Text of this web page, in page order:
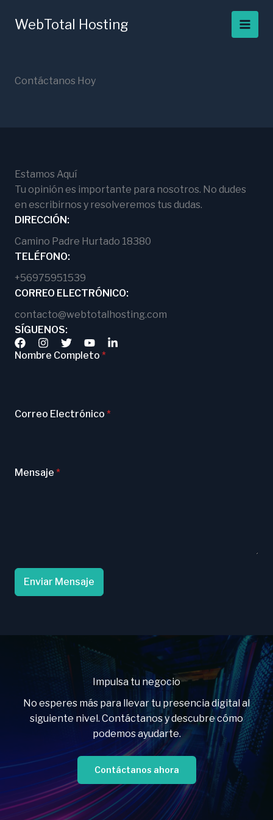
WebTotal Hosting
Contáctanos Hoy
Estamos Aquí
Tu opinión es importante para nosotros. No dudes
en escribirnos y resolveremos tus dudas.
DIRECCIÓN:
Camino Padre Hurtado 18380
TELÉFONO:
+56975951539
CORREO ELECTRÓNICO:
contacto@webtotalhosting.com
SÍGUENOS:
Nombre Completo *
Correo Electrónico *
Mensaje *
Enviar Mensaje
Impulsa tu negocio
No esperes más para llevar tu presencia digital al
siguiente nivel. Contáctanos y descubre cómo
podemos ayudarte.
Contáctanos ahora